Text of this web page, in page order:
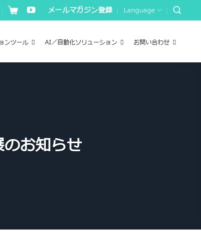
メールマガジン登録 Language
ンツール AI／自動化ソリューション お問い合わせ
お知らせ